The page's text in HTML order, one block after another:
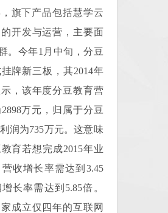
，旗下产品包括慧学云
开发与运营，主要面
。今年1月中旬，分豆
牌新三板，其2014年
，该年度分豆教育营
万元，归属于分豆
润为735万元。这意味
育若想完成2015年业
收增长率需达到3.45
长率需达到5.85倍。
成立仅四年的互联网